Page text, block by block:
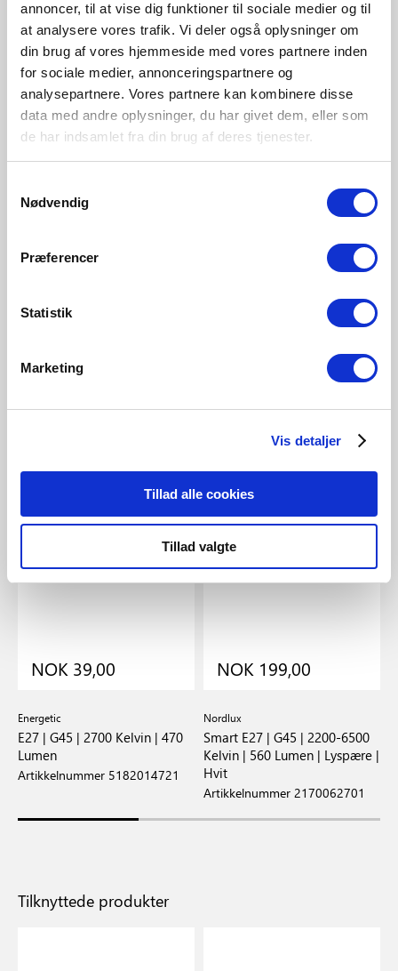
annoncer, til at vise dig funktioner til sociale medier og til
at analysere vores trafik. Vi deler også oplysninger om
din brug af vores hjemmeside med vores partnere inden
for sociale medier, annonceringspartnere og
analysepartnere. Vores partnere kan kombinere disse
data med andre oplysninger, du har givet dem, eller som
de har indsamlet fra din brug af deres tjenester.
Nødvendig
Præferencer
Statistik
Marketing
Vis detaljer
Tillad alle cookies
Tillad valgte
Designet av Sebastian Holmbäck
Foruten teknisk forståelse av materialer og produksjon,
som han elsker, er han dypt fascinert over hvordan folk
oppfatter form, farge og funksjonalitet i en gjenstand. I
dag er hans arbeid som designer delt mellom å skape
NOK 39,00
Energetic
E27 | G45 | 2700 Kelvin | 470
Lumen
Artikkelnummer 5182014721
NOK 199,00
Nordlux
Smart E27 | G45 | 2200-6500
Kelvin | 560 Lumen | Lyspære |
Hvit
Artikkelnummer 2170062701
Tilknyttede produkter